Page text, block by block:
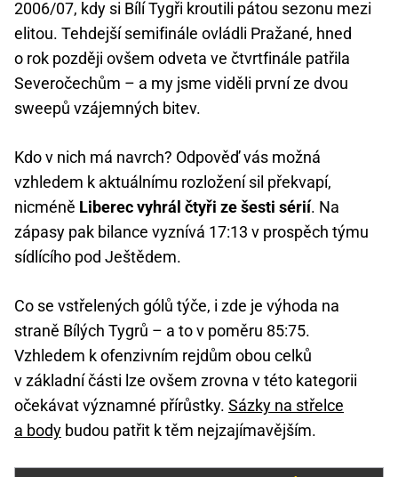
2006/07, kdy si Bílí Tygři kroutili pátou sezonu mezi
elitou. Tehdejší semifinále ovládli Pražané, hned
o rok později ovšem odveta ve čtvrtfinále patřila
Severočechům – a my jsme viděli první ze dvou
sweepů vzájemných bitev.
Kdo v nich má navrch? Odpověď vás možná
vzhledem k aktuálnímu rozložení sil překvapí,
nicméně Liberec vyhrál čtyři ze šesti sérií. Na
zápasy pak bilance vyznívá 17:13 v prospěch týmu
sídlícího pod Ještědem.
Co se vstřelených gólů týče, i zde je výhoda na
straně Bílých Tygrů – a to v poměru 85:75.
Vzhledem k ofenzivním rejdům obou celků
v základní části lze ovšem zrovna v této kategorii
očekávat významné přírůstky. Sázky na střelce
a body budou patřit k těm nejzajímavějším.